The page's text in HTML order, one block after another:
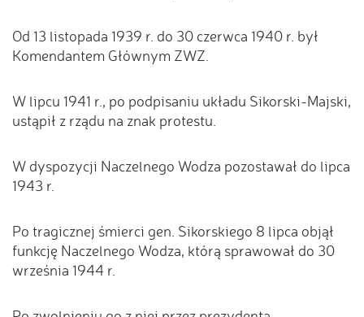
Od 13 listopada 1939 r. do 30 czerwca 1940 r. był
Komendantem Głównym ZWZ.
W lipcu 1941 r., po podpisaniu układu Sikorski-Majski,
ustąpił z rządu na znak protestu.
W dyspozycji Naczelnego Wodza pozostawał do lipca
1943 r.
Po tragicznej śmierci gen. Sikorskiego 8 lipca objął
funkcję Naczelnego Wodza, którą sprawował do 30
września 1944 r.